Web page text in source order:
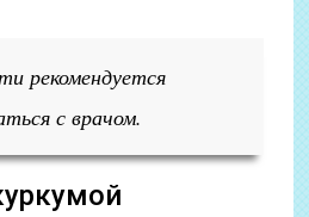
рекомендуется
с врачом.